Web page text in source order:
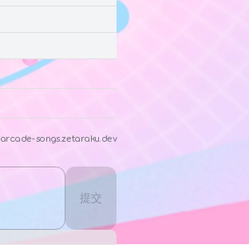
arcade-songs.zetaraku.dev
提交